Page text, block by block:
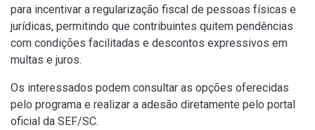
para incentivar a regularização fiscal de pessoas físicas e
jurídicas, permitindo que contribuintes quitem pendências
com condições facilitadas e descontos expressivos em
multas e juros.
Os interessados podem consultar as opções oferecidas
pelo programa e realizar a adesão diretamente pelo portal
oficial da SEF/SC.